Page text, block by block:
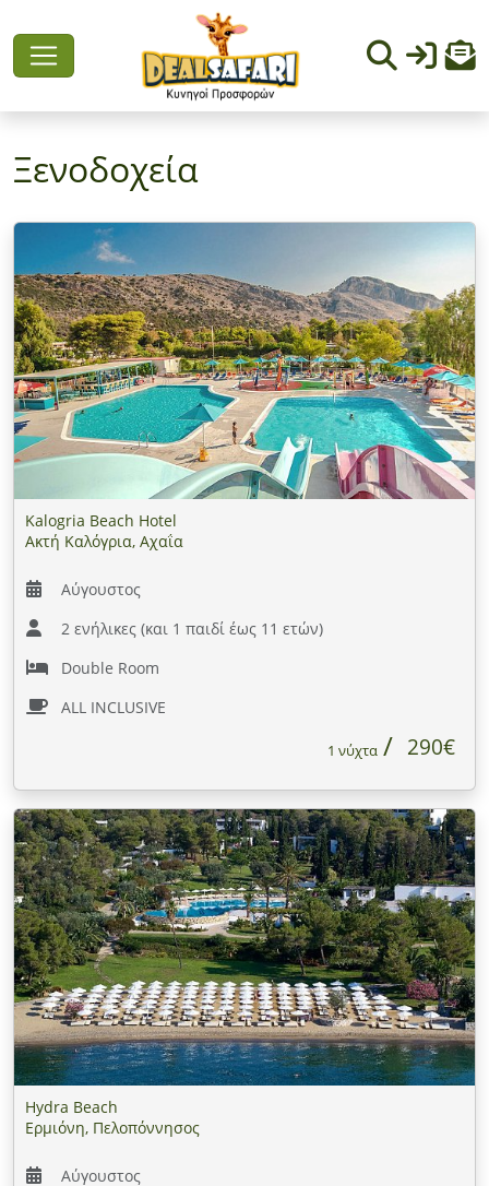
Ξενοδοχεία
Kalogria Beach Hotel
Ακτή Καλόγρια, Αχαΐα
Αύγουστος
2 ενήλικες (και 1 παιδί έως 11 ετών)
Double Room
ALL INCLUSIVE
1 νύχτα 290€
Hydra Beach
Ερμιόνη, Πελοπόννησος
Αύγουστος